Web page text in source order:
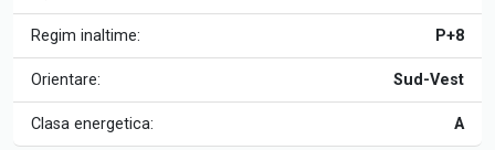
Regim inaltime: P+8
Orientare: Sud-Vest
Clasa energetica: A